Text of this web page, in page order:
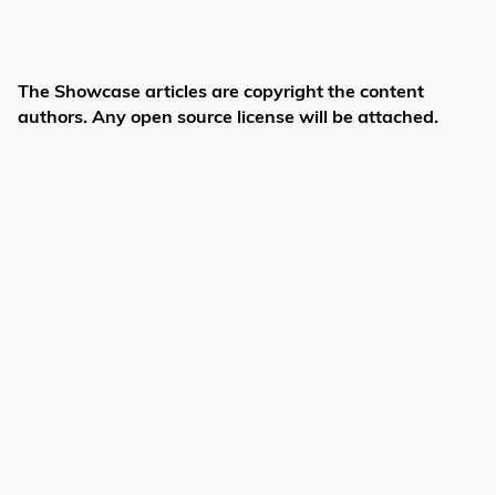
The Showcase articles are copyright the content
authors. Any open source license will be attached.